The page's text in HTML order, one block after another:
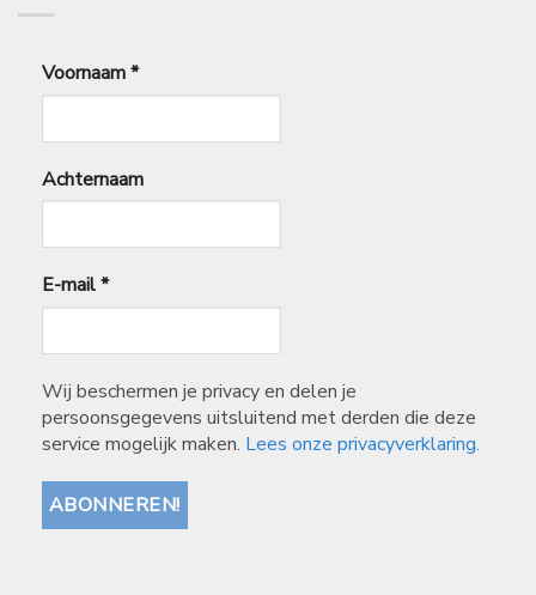
Voornaam*
Achternaam
E-mail*
Wij beschermen je privacy en delen je
persoonsgegevens uitsluitend met derden die deze
service mogelijk maken. Lees onze privacyverklaring.